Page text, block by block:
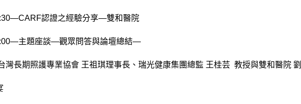
認證之經驗分享—雙和醫院
主題座談—觀眾問答與論壇總結—
灣長期照護專業協會 王祖琪理事長、瑞光健康集團總監 王桂芸 教授與雙和醫院